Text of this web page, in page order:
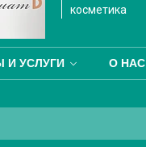
косметика
И УСЛУГИ О НАС